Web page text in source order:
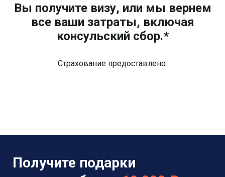
Вы получите визу, или мы вернем
все ваши затраты, включая
консульский сбор.*
Страхование предоставлено:
Получите подарки